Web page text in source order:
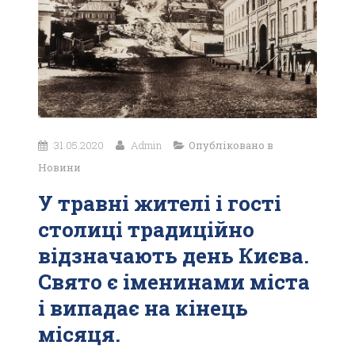
31.05.2020 Admin
Опубліковано в
Новини
У травні жителі і гості
столиці традиційно
відзначають день Києва.
Свято є іменинами міста
і випадає на кінець
місяця.